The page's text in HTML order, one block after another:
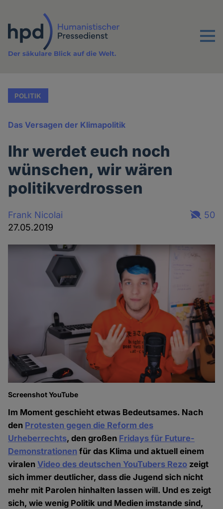
Inhalt
Menu
Der säkulare Blick auf die Welt.
POLITIK
Das Versagen der Klimapolitik
Ihr werdet euch noch
wünschen, wir wären
politikverdrossen
Frank Nicolai
27.05.2019
50
Screenshot YouTube
Im Moment geschieht etwas Bedeutsames. Nach
den Protesten gegen die Reform des
Urheberrechts, den großen Fridays für Future-
Demonstrationen für das Klima und aktuell einem
viralenVideo des deutschen YouTubers Rezo zeigt
sich immer deutlicher, dass die Jugend sich nicht
mehr mit Parolen hinhalten lassen will. Und es zeigt
sich, wie wenig Politik und Medien imstande sind,